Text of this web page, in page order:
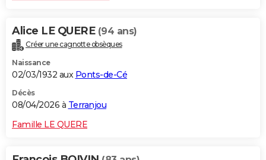
Alice LE QUERE (94 ans)
Créer une cagnotte obsèques
Naissance
02/03/1932 aux Ponts-de-Cé
Décès
08/04/2026 à Terranjou
Famille LE QUERE